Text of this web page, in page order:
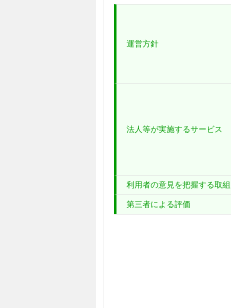
運営方針
法人等が実施するサービス
利用者の意見を把握する取組
第三者による評価